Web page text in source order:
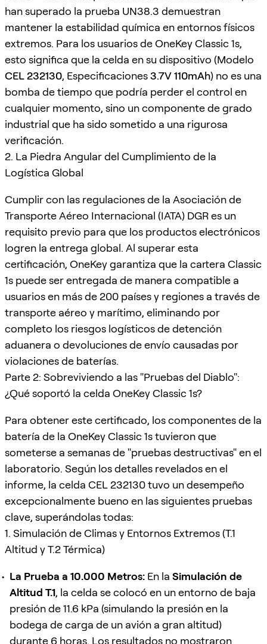
han superado la prueba UN38.3 demuestran
mantener la estabilidad química en entornos físicos
extremos. Para los usuarios de OneKey Classic 1s,
esto significa que la celda en su dispositivo (Modelo
CEL 232130, Especificaciones3.7V 110mAh) no es una
bomba de tiempo que podría perder el control en
cualquier momento, sino un componente de grado
industrial que ha sido sometido a una rigurosa
verificación.
2. La Piedra Angular del Cumplimiento de la
Logística Global
Cumplir con las regulaciones de la Asociación de
Transporte Aéreo Internacional (IATA) DGR es un
requisito previo para que los productos electrónicos
logren la entrega global. Al superar esta
certificación, OneKey garantiza que la cartera Classic
1s puede ser entregada de manera compatible a
usuarios en más de 200 países y regiones a través de
transporte aéreo y marítimo, eliminando por
completo los riesgos logísticos de detención
aduanera o devoluciones de envío causadas por
violaciones de baterías.
Parte 2: Sobreviviendo a las "Pruebas del Diablo":
¿Qué soportó la celda OneKey Classic 1s?
Para obtener este certificado, los componentes de la
batería de la OneKey Classic 1s tuvieron que
someterse a semanas de "pruebas destructivas" en el
laboratorio. Según los detalles revelados en el
informe, la celda CEL 232130 tuvo un desempeño
excepcionalmente bueno en las siguientes pruebas
clave, superándolas todas:
1. Simulación de Climas y Entornos Extremos (T.1
Altitud y T.2 Térmica)
La Prueba a 10.000 Metros: En la Simulación de
Altitud T.1, la celda se colocó en un entorno de baja
presión de 11.6 kPa (simulando la presión en la
bodega de carga de un avión a gran altitud)
durante 6 horas. Los resultados no mostraron